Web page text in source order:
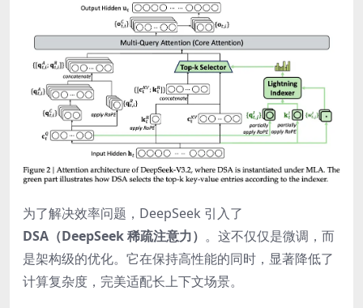
为了解决效率问题，DeepSeek 引入了
DSA（DeepSeek 稀疏注意力） 。这不仅仅是微调，而
是架构级的优化。它在保持高性能的同时，显著降低了
计算复杂度，完美适配长上下文场景。